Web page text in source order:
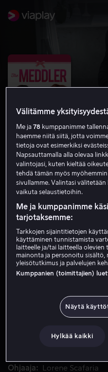
The Meddler
6.3 Draama
HD
Osta
Los Angelesiin ollakseen
sekaantuu samalla
Ohjaaja
Lorene Scafaria
Välitämme
Me ja78 kumppanimme
haemme niitä siitä, jotta
tietoja ovat esimerkiksi
Napsauttamalla alla olevaa
valintojasi, kuten kieltää
tehdä tämän myös
sivullamme. Valintasi
vaikuta selaustietoihin.
Me ja kumppanimme
tarjotaksemme:
Tarkkojen sijaintitietojen
käyttäminen tunnistamista
laitteelle ja/tai laitteella
mainonta ja personoitu sisältö,
yleisötutkimus ja palvelujen
Kumppanien (toimittajien)
Näytä
Hylkää kaikki